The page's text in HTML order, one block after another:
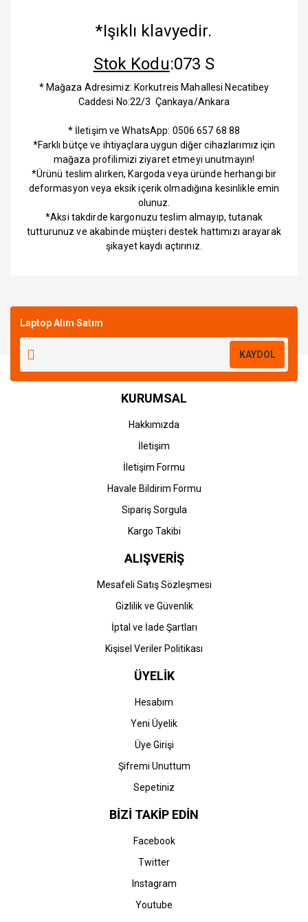
*Işıklı klavyedir.
Stok Kodu:073 S
* Mağaza Adresimiz: Korkutreis Mahallesi Necatibey
Caddesi No:22/3 Çankaya/Ankara
* İletişim ve WhatsApp: 0506 657 68 88
*Farklı bütçe ve ihtiyaçlara uygun diğer cihazlarımız için
mağaza profilimizi ziyaret etmeyi unutmayın!
*Ürünü teslim alırken, Kargoda veya üründe herhangi bir
deformasyon veya eksik içerik olmadığına kesinlikle emin
olunuz.
*Aksi takdirde kargonuzu teslim almayıp, tutanak
tutturunuz ve akabinde müşteri destek hattımızı arayarak
şikayet kaydı açtırınız.
Laptop Alım Satım
KAYDOL
KURUMSAL
Hakkımızda
İletişim
İletişim Formu
Havale Bildirim Formu
Sipariş Sorgula
Kargo Takibi
ALIŞVERİŞ
Mesafeli Satış Sözleşmesi
Gizlilik ve Güvenlik
İptal ve İade Şartları
Kişisel Veriler Politikası
ÜYELİK
Hesabım
Yeni Üyelik
Üye Girişi
Şifremi Unuttum
Sepetiniz
BİZİ TAKİP EDİN
Facebook
Twitter
Instagram
Youtube